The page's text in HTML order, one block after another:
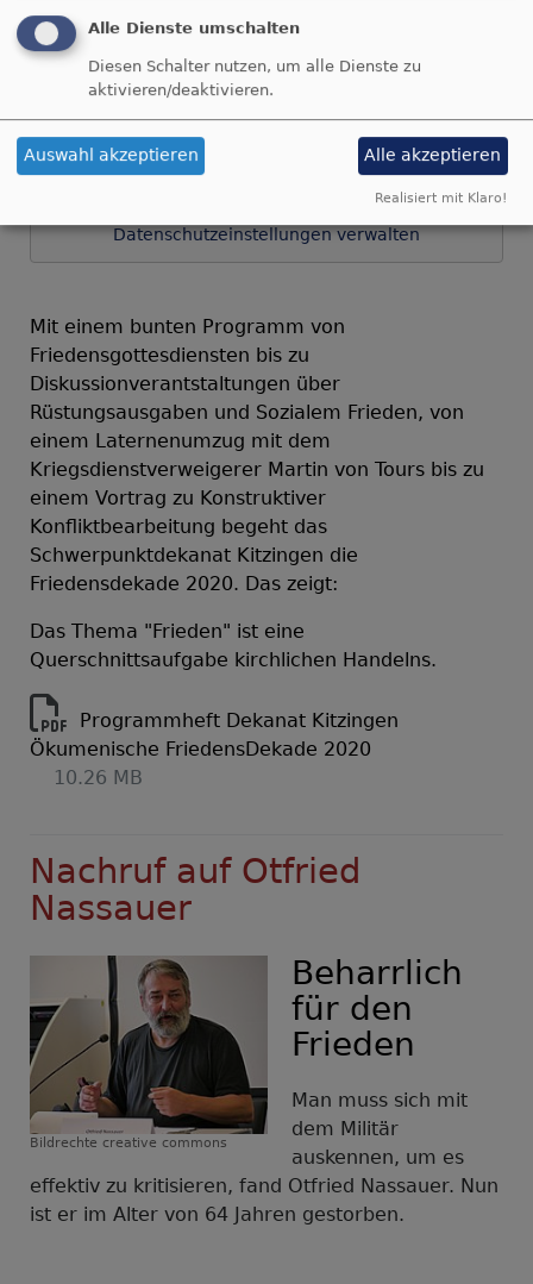
Schmidt.
Eröffnungsgottesdienst Dekanat Kitzingen 2020
Externe Videos (Youtube) anzeigen?
Datenschutzeinstellungen verwalten
Mit einem bunten Programm von
Friedensgottesdiensten bis zu
Diskussionverantstaltungen über
Rüstungsausgaben und Sozialem Frieden, von
einem Laternenumzug mit dem
Kriegsdienstverweigerer Martin von Tours bis zu
einem Vortrag zu Konstruktiver
Konfliktbearbeitung begeht das
Schwerpunktdekanat Kitzingen die
Friedensdekade 2020. Das zeigt:
Das Thema "Frieden" ist eine
Querschnittsaufgabe kirchlichen Handelns.
Programmheft Dekanat Kitzingen
Ökumenische FriedensDekade 2020
10.26 MB
Nachruf auf Otfried
Nassauer
Bildrechte creative commons
Beharrlich
für den
Frieden
Man muss sich mit
dem Militär
auskennen, um es
effektiv zu kritisieren, fand Otfried Nassauer. Nun
ist er im Alter von 64 Jahren gestorben.
Alle Dienste umschalten
Diesen Schalter nutzen, um alle Dienste zu
aktivieren/deaktivieren.
Auswahl akzeptieren Alle akzeptieren
Realisiert mit Klaro!